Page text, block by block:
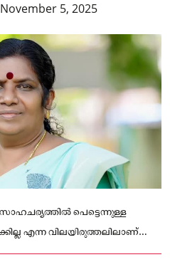
November 5, 2025
സാഹചര്യത്തിൽ പെട്ടെന്നുള്ള
എന്ന വിലയിരുത്തലിലാണ്